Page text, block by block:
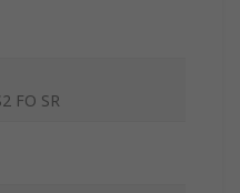
FO SR